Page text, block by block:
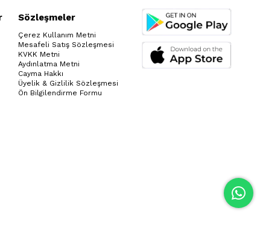
Sözleşmeler
Çerez Kullanım Metni
Mesafeli Satış Sözleşmesi
KVKK Metni
Aydınlatma Metni
Cayma Hakkı
Üyelik & Gizlilik Sözleşmesi
Ön Bilgilendirme Formu